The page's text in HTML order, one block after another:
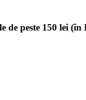
peste 150 lei